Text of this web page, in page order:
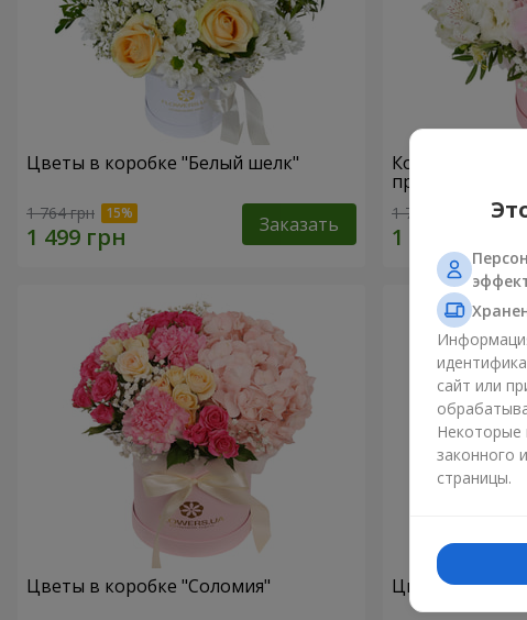
Цветы в коробке "Белый шелк"
1 764 грн Заказать
Композиция
прикосновение"
1 732 грн
Цветы в коробке "Соломия" Цветы в
сайт или
Некоторые
законного
страницы.